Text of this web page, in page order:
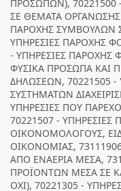
ΠΡΟΣΩΠΩΝ),
ΣΕ ΘΕΜΑΤΑ ΟΡΓΑΝΩΣΗΣ
ΠΑΡΟΧΗΣ ΣΥΜΒΟΥΛΩΝ
ΥΠΗΡΕΣΙΕΣ ΠΑΡΟΧΗΣ
- ΥΠΗΡΕΣΙΕΣ
ΦΥΣΙΚΑ ΠΡΟΣΩΠΑ ΚΑΙ
ΔΗΛΩΣΕΩΝ, 70221505 -
ΣΥΣΤΗΜΑΤΩΝ
ΥΠΗΡΕΣΙΕΣ ΠΟΥ
70221507 -
ΟΙΚΟΝΟΜΟΛΟΓΟΥΣ,
ΟΙΚΟΝΟΜΙΑΣ,
ΑΠΟ ΕΝΑΕΡΙΑ ΜΕΣΑ,
ΠΡΟΪΟΝΤΩΝ ΜΕΣΑ ΣΕ
ΟΧΙ), 70221305 -